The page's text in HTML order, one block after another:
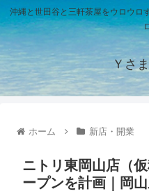
沖縄と世田谷と三軒茶屋をウロウロ
Ｙさ
ホーム 新店・開業
ニトリ東岡山店（
ープンを計画｜岡